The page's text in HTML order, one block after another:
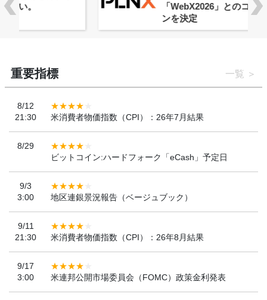
「WebX2026」とのコラボレーショ
重要指標 一覧
8/12
21:30
米消費者物価指数（CPI）：26年7月結果
8/29
ビットコイン:ハードフォーク「eCash」予定日
9/3
3:00
地区連銀景況報告（ベージュブック）
9/11
21:30
米消費者物価指数（CPI）：26年8月結果
9/17
3:00
米連邦公開市場委員会（FOMC）政策金利発表